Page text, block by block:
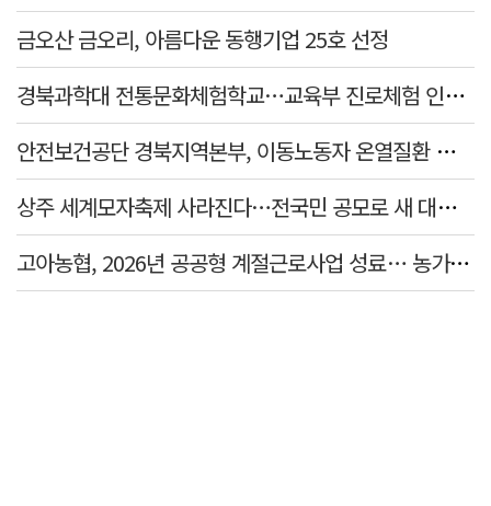
금오산 금오리, 아름다운 동행기업 25호 선정
경북과학대 전통문화체험학교…교육부 진로체험 인증기관 선정
안전보건공단 경북지역본부, 이동노동자 온열질환 예방 캠페인
상주 세계모자축제 사라진다…전국민 공모로 새 대표축제 발굴 나서
고아농협, 2026년 공공형 계절근로사업 성료… 농가 일손 부족 해소 '효자'